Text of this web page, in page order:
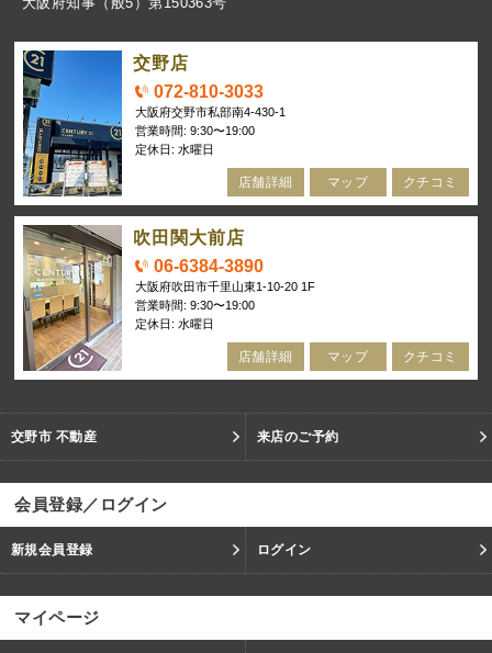
交野店
072-810-3033
大阪府交野市私部南4-430-1
営業時間: 9:30〜19:00
定休日: 水曜日
店舗詳細 マップ クチコミ
吹田関大前店
06-6384-3890
大阪府吹田市千里山東1-10-20 1F
営業時間: 9:30〜19:00
定休日: 水曜日
店舗詳細 マップ クチコミ
交野市 不動産 来店のご予約
会員登録／ログイン
新規会員登録 ログイン
マイページ